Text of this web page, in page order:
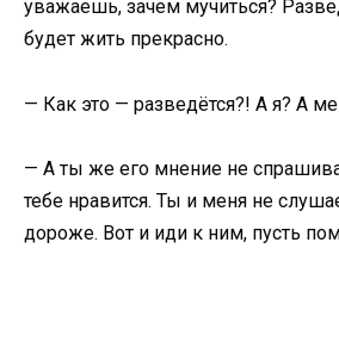
уважаешь, зачем мучиться?
будет жить прекрасно.
— Как это — разведётся?! А я? А
— А ты же его мнение не
тебе нравится. Ты и меня не
дороже. Вот и иди к ним, пусть